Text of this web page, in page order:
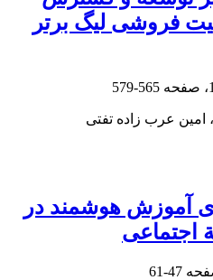
فروشی لیگ برتر
565-579
امین عرب زاده تفتی
آموزش هوشمند در
اجتماعی
47-61